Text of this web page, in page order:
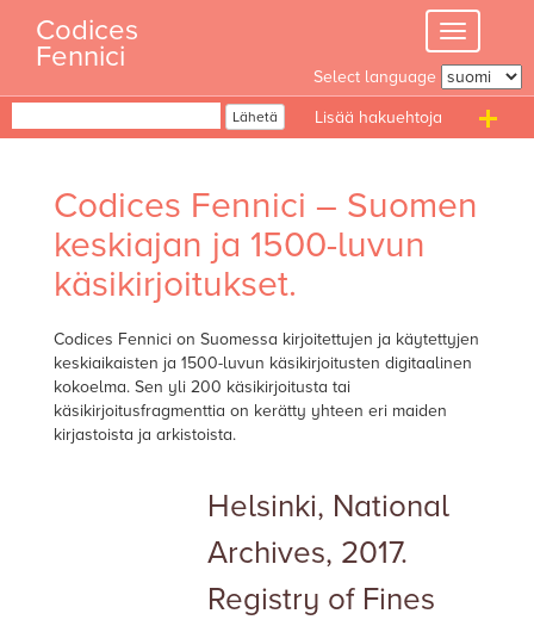
content
Toggle
navigation
Codices
Fennici
Select language
Lähetä
Codices Fennici – Suomen
keskiajan ja 1500-luvun
käsikirjoitukset.
Codices Fennici on Suomessa kirjoitettujen ja käytettyjen
keskiaikaisten ja 1500-luvun käsikirjoitusten digitaalinen
kokoelma. Sen yli 200 käsikirjoitusta tai
käsikirjoitusfragmenttia on kerätty yhteen eri maiden
kirjastoista ja arkistoista.
Helsinki, National
Archives, 2017.
Registry of Fines